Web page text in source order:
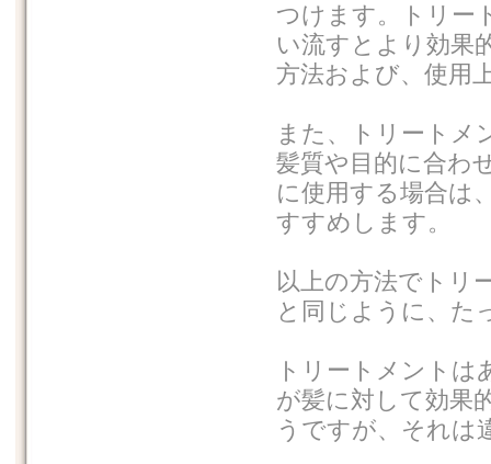
つけます。トリー
い流すとより効果
方法および、使用
また、トリートメ
髪質や目的に合わ
に使用する場合は
すすめします。
以上の方法でトリ
と同じように、た
トリートメント
が髪に対して効果
うですが、それは